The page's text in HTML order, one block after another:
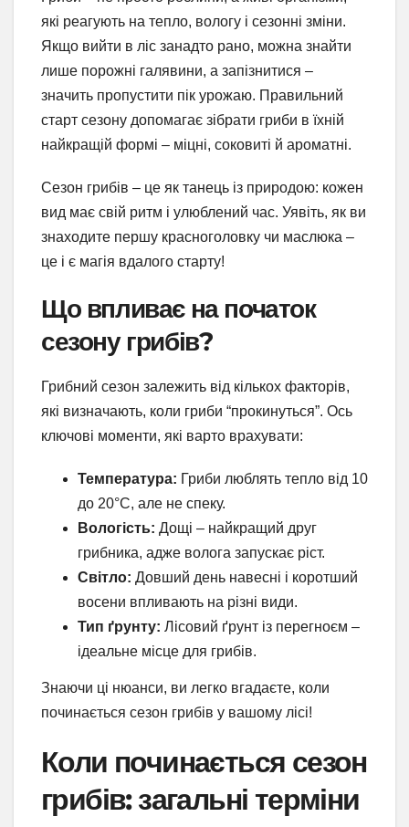
які реагують на тепло, вологу і сезонні зміни.
Якщо вийти в ліс занадто рано, можна знайти
лише порожні галявини, а запізнитися –
значить пропустити пік урожаю. Правильний
старт сезону допомагає зібрати гриби в їхній
найкращій формі – міцні, соковиті й ароматні.
Сезон грибів – це як танець із природою: кожен
вид має свій ритм і улюблений час. Уявіть, як ви
знаходите першу красноголовку чи маслюка –
це і є магія вдалого старту!
Що впливає на початок
сезону грибів?
Грибний сезон залежить від кількох факторів,
які визначають, коли гриби “прокинуться”. Ось
ключові моменти, які варто врахувати:
Температура: Гриби люблять тепло від 10
до 20°C, але не спеку.
Вологість: Дощі – найкращий друг
грибника, адже волога запускає ріст.
Світло: Довший день навесні і коротший
восени впливають на різні види.
Тип ґрунту: Лісовий ґрунт із перегноєм –
ідеальне місце для грибів.
Знаючи ці нюанси, ви легко вгадаєте, коли
починається сезон грибів у вашому лісі!
Коли починається сезон
грибів: загальні терміни